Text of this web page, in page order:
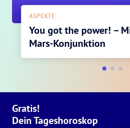
ASPEKTE
You got the power! –
Mars-Konjunktion
Gratis!
Dein Tageshoroskop